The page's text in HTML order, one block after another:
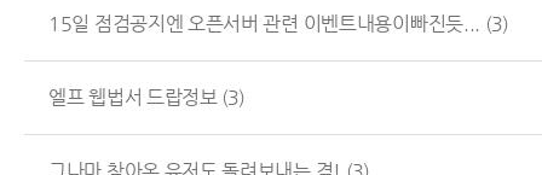
15일 점검공지엔 오픈서버 관련 이벤트내용이빠진듯... (3)
엘프 웹법서 드랍정보 (3)